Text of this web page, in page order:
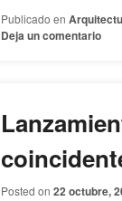
Publicado en
Deja un comentario
Posted on22 octubre,